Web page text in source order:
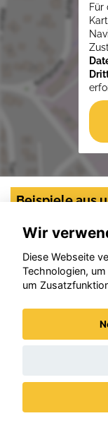
Für
Beispiele aus
Wir
Diese Webseite
Technologien,
um